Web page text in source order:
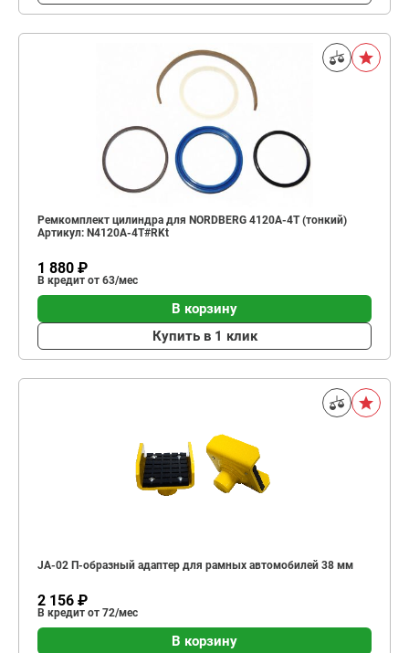
Ремкомплект цилиндра для NORDBERG 4120A-4T (тонкий)
Артикул: N4120A-4T#RKt
1 880 ₽
В кредит от 63/мес
В корзину
Купить в 1 клик
JA-02 П-образный адаптер для рамных автомобилей 38 мм
2 156 ₽
В кредит от 72/мес
В корзину